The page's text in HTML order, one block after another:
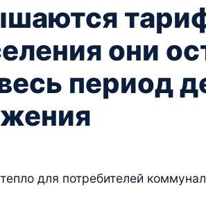
они
период
для потребителей